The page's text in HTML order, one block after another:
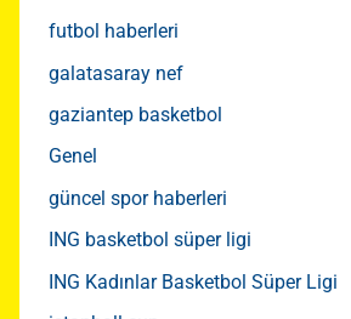
futbol haberleri
galatasaray nef
gaziantep basketbol
Genel
güncel spor haberleri
ING basketbol süper ligi
ING Kadınlar Basketbol Süper Ligi